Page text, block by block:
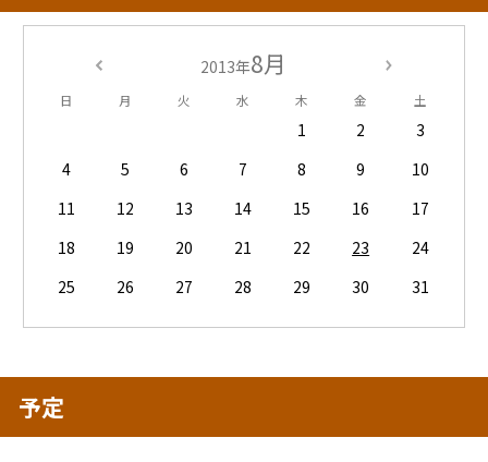
2013年8月
日 月 火 水 木 金 土
1 2
3
4
5 6 7 8 9
10
11
12 13 14 15 16
17
18
19 20 21 22 23
24
25
26 27 28 29 30 31
予定